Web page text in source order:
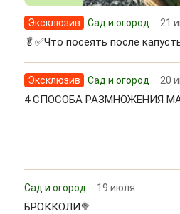
Эксклюзив Сад и огород 21
🥬✅Что посеять после
Эксклюзив Сад и огород 20
4 СПОСОБА РАЗМНОЖЕНИЯ
Сад и огород 19 июля
БРОККОЛИ🥦